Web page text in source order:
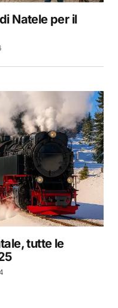
Natele per il
tutte le